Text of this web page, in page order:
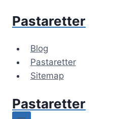
Pastaretter
Blog
Pastaretter
Sitemap
Pastaretter